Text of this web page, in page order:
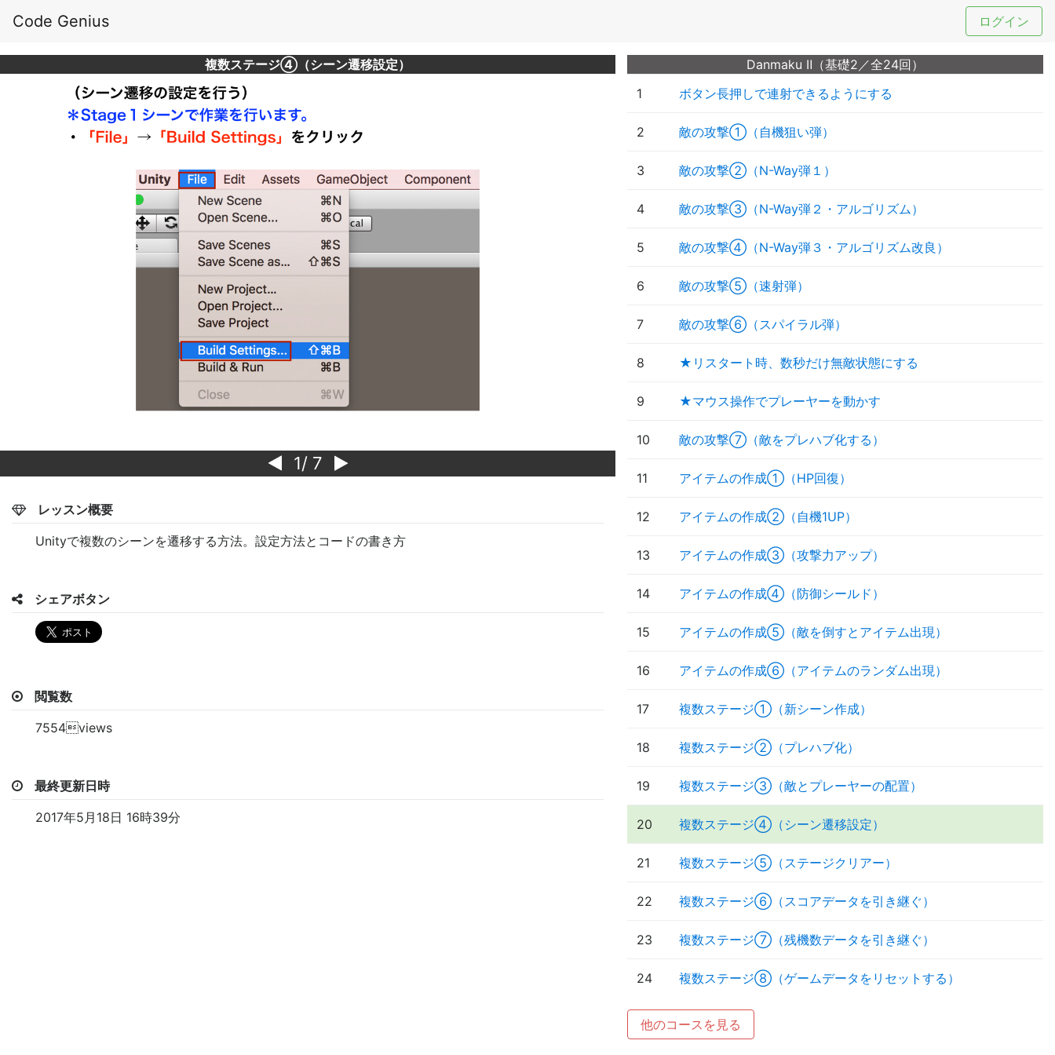
Code Genius ログイン
複数ステージ④（シーン遷移設定）
1/ 7
レッスン概要
Unityで複数のシーンを遷移する方法。設定方法とコードの書き方
シェアボタン
閲覧数
7554views
最終更新日時
2017年5月18日 16時39分
Danmaku Ⅱ（基礎2／全24回）
1
ボタン長押しで連射できるようにする
2 敵の攻撃①（自機狙い弾）
3 敵の攻撃②（N-Way弾１）
4 敵の攻撃③（N-Way弾２・アルゴリズム）
5 敵の攻撃④（N-Way弾３・アルゴリズム改良）
6 敵の攻撃⑤（速射弾）
7 敵の攻撃⑥（スパイラル弾）
8 ★リスタート時、数秒だけ無敵状態にする
9 ★マウス操作でプレーヤーを動かす
10 敵の攻撃⑦（敵をプレハブ化する）
11 アイテムの作成①（HP回復）
12 アイテムの作成②（自機1UP）
13 アイテムの作成③（攻撃力アップ）
14 アイテムの作成④（防御シールド）
15 アイテムの作成⑤（敵を倒すとアイテム出現）
16 アイテムの作成⑥（アイテムのランダム出現）
17 複数ステージ①（新シーン作成）
18 複数ステージ②（プレハブ化）
19 複数ステージ③（敵とプレーヤーの配置）
20 複数ステージ④（シーン遷移設定）
21 複数ステージ⑤（ステージクリアー）
22 複数ステージ⑥（スコアデータを引き継ぐ）
23 複数ステージ⑦（残機数データを引き継ぐ）
24 複数ステージ⑧（ゲームデータをリセットする）
他のコースを見る